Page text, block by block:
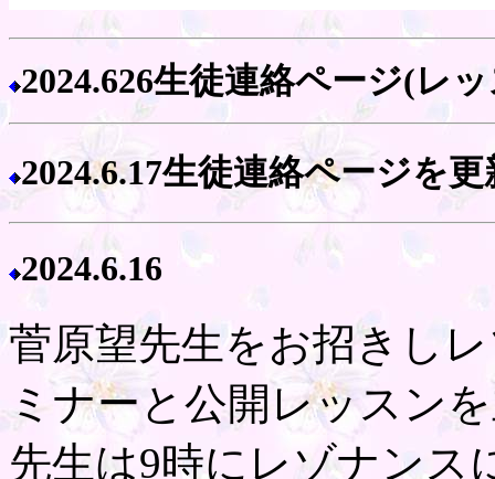
2024.626生徒連絡ページ(レ
2024.6.17生徒連絡ページを
2024.6.16
菅原望先生をお招きし
ミナーと公開レッスン
先生は9時にレゾナンス